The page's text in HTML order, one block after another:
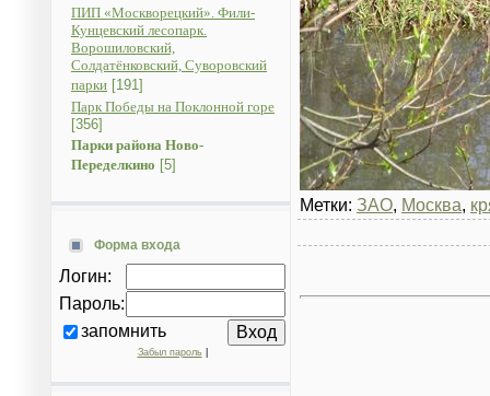
ПИП «Москворецкий». Фили-
Кунцевский лесопарк.
Ворошиловский,
Солдатёнковский, Суворовский
парки [191]
Парк Победы на Поклонной горе
[356]
Парки района Ново-
Переделкино [5]
Форма входа
Логин:
Пароль:
запомнить
Забыл пароль|
Метки: ЗАО, Москва,